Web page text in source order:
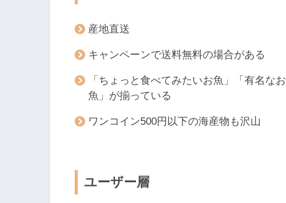
産地直送
キャンペーンで送料無料の場合がある
「ちょっと食べてみたいお魚」「有名な
魚」が揃っている
ワンコイン500円以下の海産物も沢山
ユーザー層